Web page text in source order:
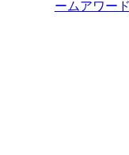
ームアワード